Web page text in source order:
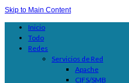
Skip to Main Content
Inicio
Todo
Redes
Servicios de Red
Apache
CIFS/SMB